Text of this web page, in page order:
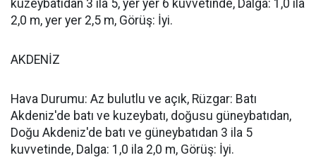
kuzeybatıdan 3 ila 5, yer yer 6 kuvvetinde, Dalga: 1,0 ila
2,0 m, yer yer 2,5 m, Görüş: İyi.
AKDENİZ
Hava Durumu: Az bulutlu ve açık, Rüzgar: Batı
Akdeniz'de batı ve kuzeybatı, doğusu güneybatıdan,
Doğu Akdeniz'de batı ve güneybatıdan 3 ila 5
kuvvetinde, Dalga: 1,0 ila 2,0 m, Görüş: İyi.